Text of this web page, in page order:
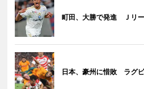
町田、大勝で発進 Ｊリ
日本、豪州に惜敗 ラグ